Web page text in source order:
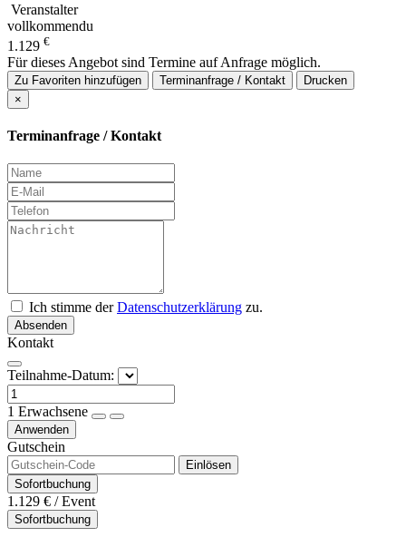
Veranstalter
vollkommendu
1.129 €
Für dieses Angebot sind Termine auf Anfrage möglich.
Zu Favoriten hinzufügen Terminanfrage / Kontakt
Drucken
×
Terminanfrage / Kontakt
Ich stimme derDatenschutzerklärung zu.
Absenden
Kontakt
Teilnahme-Datum:
1 Erwachsene
Anwenden
Gutschein
Einlösen
Sofortbuchung
1.129 € / Event
Sofortbuchung